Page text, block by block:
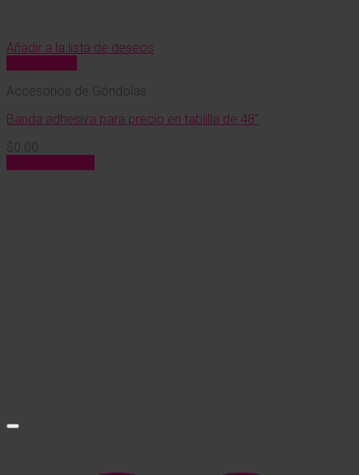
Añadir a la lista de deseos
Accesorios de Góndolas
Banda adhesiva para precio en tablilla de 48″
$0.00